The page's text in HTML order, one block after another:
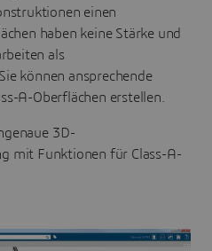
einen
haben keine Stärke und
als
können ansprechende
A-Oberflächen erstellen.
3D-
mit Funktionen für Class-A-